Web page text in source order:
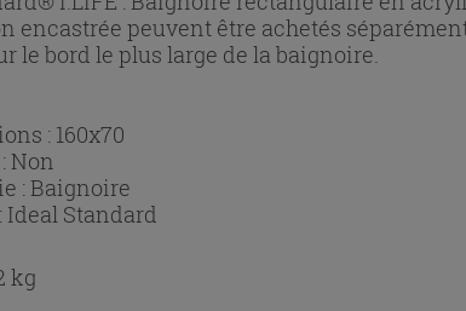
encastrée peuvent être achetés
le bord le plus large de la baignoire.
: 160x70
Non
:Baignoire
Ideal Standard
kg